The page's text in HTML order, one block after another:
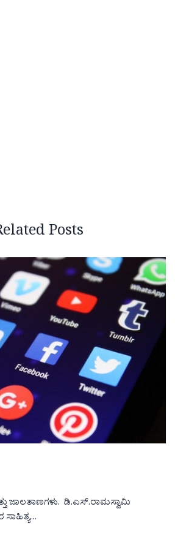
Posts
ಜಾಲತಾಣಗಳು. ಡಿ.ಎಸ್.ರಾಮಸ್ವಾಮಿ
ಸಾಹಿತ್ಯ…